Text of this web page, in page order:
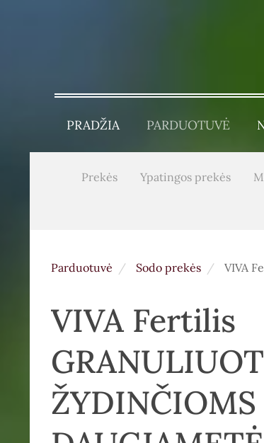
PRADŽIA PARDUOTUVĖ
Prekės Ypatingos prekės
Parduotuvė Sodo prekės VIVA
VIVA Fertilis
ŽYDINČIOMS